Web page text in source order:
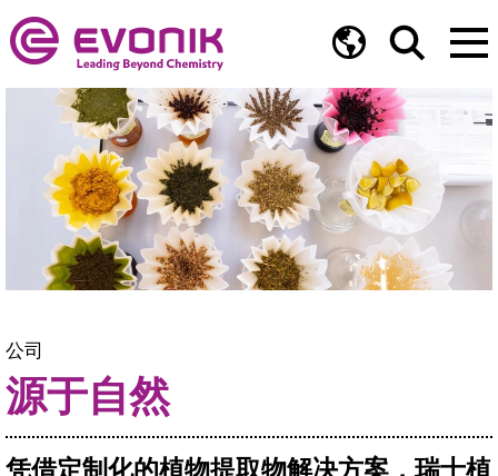
公司
源于自然
凭借定制化的植物提取物解决方案，瑞士植